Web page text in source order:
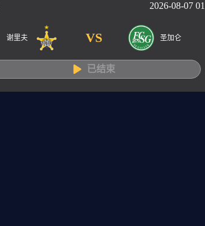
2026-08-07
谢里夫 VS 圣加仑
已结束